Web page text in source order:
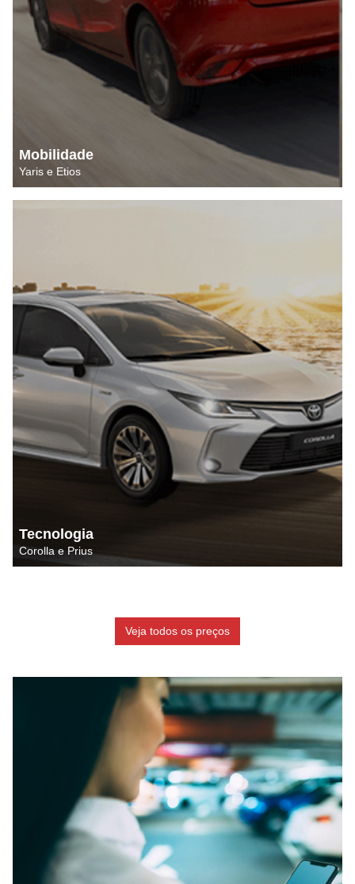
Mobilidade
Yaris e Etios
Tecnologia
Corolla e Prius
Veja todos os preços